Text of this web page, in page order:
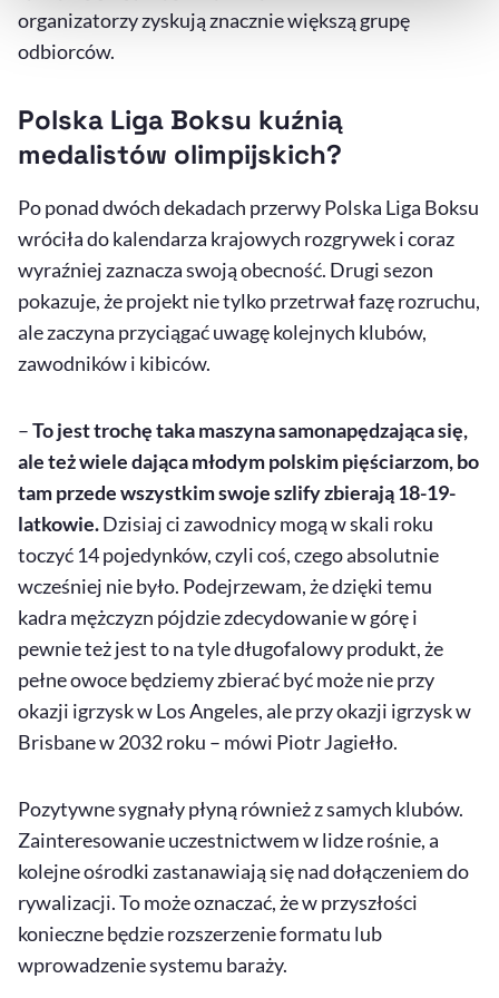
organizatorzy zyskują znacznie większą grupę
odbiorców.
Polska Liga Boksu kuźnią
medalistów olimpijskich?
Po ponad dwóch dekadach przerwy Polska Liga Boksu
wróciła do kalendarza krajowych rozgrywek i coraz
wyraźniej zaznacza swoją obecność. Drugi sezon
pokazuje, że projekt nie tylko przetrwał fazę rozruchu,
ale zaczyna przyciągać uwagę kolejnych klubów,
zawodników i kibiców.
–To jest trochę taka maszyna samonapędzająca się,
ale też wiele dająca młodym polskim pięściarzom, bo
tam przede wszystkim swoje szlify zbierają 18-19-
latkowie.Dzisiaj ci zawodnicy mogą w skali roku
toczyć 14 pojedynków, czyli coś, czego absolutnie
wcześniej nie było. Podejrzewam, że dzięki temu
kadra mężczyzn pójdzie zdecydowanie w górę i
pewnie też jest to na tyle długofalowy produkt, że
pełne owoce będziemy zbierać być może nie przy
okazji igrzysk wLos Angeles, ale przy okazji igrzysk w
Brisbanew 2032 roku – mówi Piotr Jagiełło.
Pozytywne sygnały płyną również z samych klubów.
Zainteresowanie uczestnictwem w lidze rośnie, a
kolejne ośrodki zastanawiają się nad dołączeniem do
rywalizacji. To może oznaczać, że w przyszłości
konieczne będzie rozszerzenie formatu lub
wprowadzenie systemu baraży.